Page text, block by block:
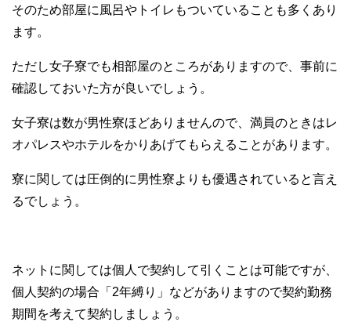
そのため部屋に風呂やトイレもついていることも多くあり
ます。
ただし女子寮でも相部屋のところがありますので、事前に
確認しておいた方が良いでしょう。
女子寮は数が男性寮ほどありませんので、満員のときはレ
オパレスやホテルをかりあげてもらえることがあります。
寮に関しては圧倒的に男性寮よりも優遇されていると言え
るでしょう。
ネットに関しては個人で契約して引くことは可能ですが、
個人契約の場合「2年縛り」などがありますので契約勤務
期間を考えて契約しましょう。